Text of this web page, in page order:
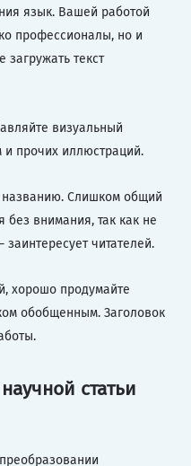
язык. Вашей работой
профессионалы, но и
загружать текст
визуальный
прочих иллюстраций.
названию. Слишком общий
без внимания, так как не
читателей.
хорошо продумайте
обобщенным. Заголовок
статьи